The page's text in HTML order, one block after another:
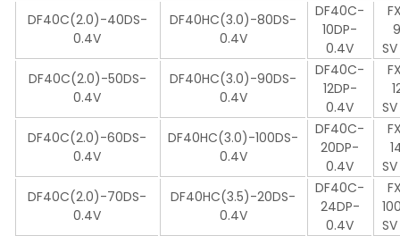
DF40C(2.0)-40DS-
0.4V
DF40HC(3.0)-80DS-
0.4V
DF40C-
10DP-
0.4V
DF40C(2.0)-50DS-
0.4V
DF40HC(3.0)-90DS-
0.4V
DF40C-
12DP-
0.4V
DF40C(2.0)-60DS-
0.4V
DF40HC(3.0)-100DS-
0.4V
DF40C-
20DP-
0.4V
DF40C(2.0)-70DS-
0.4V
DF40HC(3.5)-20DS-
0.4V
DF40C-
24DP-
0.4V